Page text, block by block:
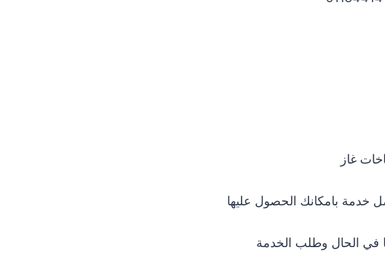
غاز
خدمة بامكانك الحصول عليها
في الحال وطلب الخدمة